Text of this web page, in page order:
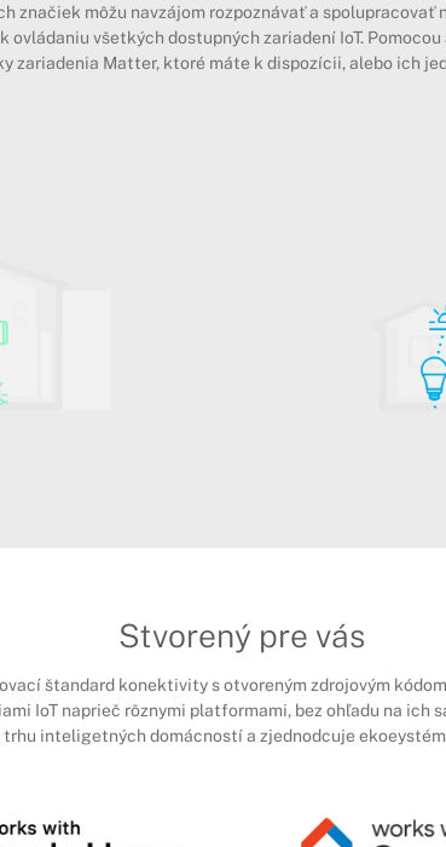
značiek môžu navzájom rozpoznávať a
ovládaniu všetkých dostupných zariadení IoT.
zariadenia Matter, ktoré máte k dispozícii, alebo ich
Stvorený pre vás
štandard konektivity s otvoreným zdrojovým
IoT naprieč rôznymi platformami, bez ohľadu na ich
inteligetných domácností a zjednodcuje